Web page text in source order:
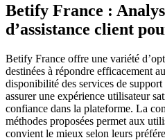
Betify France :
d’assistance client
Betify France offre une variété
destinées à répondre efficacement
disponibilité des services de
assurer une expérience utilisateur
confiance dans la plateforme. La
méthodes proposées permet aux
convient le mieux selon leurs